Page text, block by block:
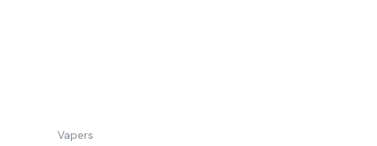
Vapers